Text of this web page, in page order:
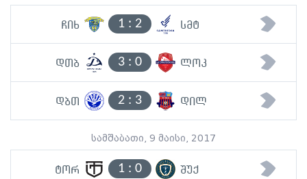
ჩიხ 1: 2 სმტ
დთბ 3: 0 ლოკ
დბთ 2: 3 დილ
სამშაბათი, 9 მაისი, 2017
ტორ 1: 0 შუქ